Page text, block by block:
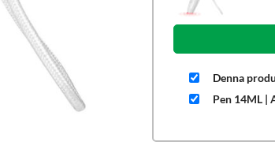
Denna
Pen 14ML |